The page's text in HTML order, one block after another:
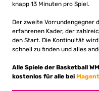
knapp 13 Minuten pro Spiel.
Der zweite Vorrundengegner
erfahrenen Kader, der
den Start. Die Kontinuität
schnell zu finden und alles
Alle Spiele der Basketball
kostenlos für alle bei